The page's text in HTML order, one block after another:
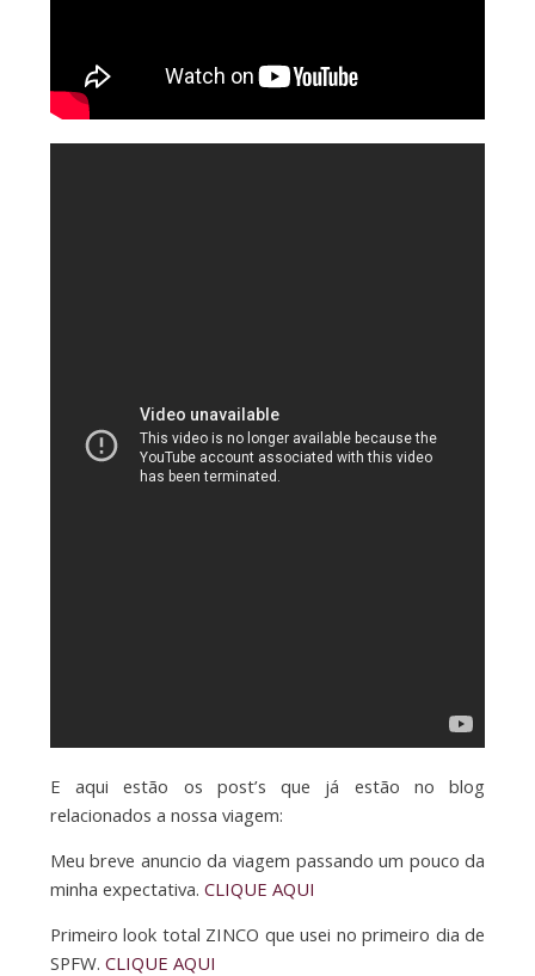
E aqui estão os post’s que já estão no blog
relacionados a nossa viagem:
Meu breve anuncio da viagem passando um pouco da
minha expectativa. CLIQUE AQUI
Primeiro look total ZINCO que usei no primeiro dia de
SPFW. CLIQUE AQUI